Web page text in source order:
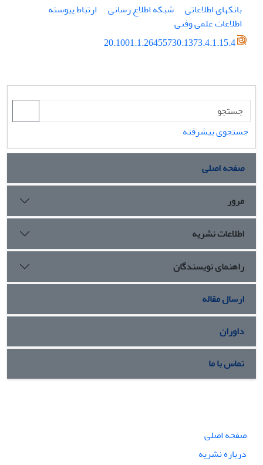
بانکهای اطلاعاتی
شبکه اطلاع رسانی
ارتباط پیوسته
اطلاعات علمی وفنی
20.1001.1.26455730.1373.4.1.15.4
جستجوی پیشرفته
صفحه اصلی
مرور
اطلاعات نشریه
راهنمای نویسندگان
ارسال مقاله
داوران
تماس با ما
صفحه اصلی
درباره نشریه